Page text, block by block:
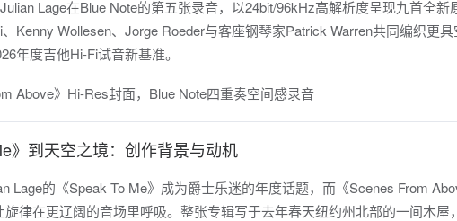
Lage在Blue Note的第五张录音，以24bit/96kHz高解析度呈现九首全
Kenny Wollesen、Jorge Roeder与客座钢琴家Patrick Warren共同编织更
年度吉他Hi-Fi试音新基准。
》到天空之境：创作背景与动机
Lage的《Speak To Me》成为爵士乐迷的年度话题，而《Scenes From
律在更辽阔的音场里呼吸。整张专辑写于去年春天纽约州北部的一间木屋